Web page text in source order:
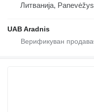
Литванија, Panevėžys
UAB Aradnis